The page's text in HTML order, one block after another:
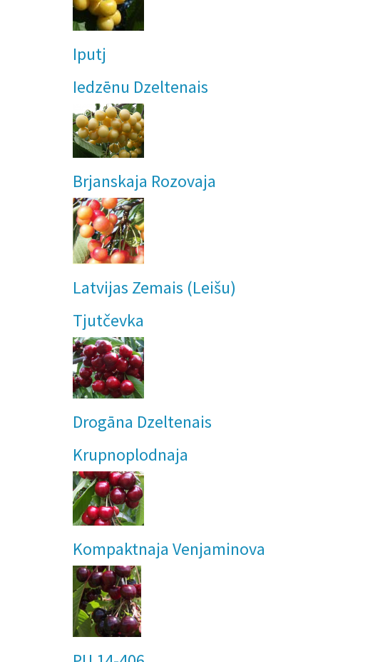
Iputj
Iedzēnu Dzeltenais
Brjanskaja Rozovaja
Latvijas Zemais (Leišu)
Tjutčevka
Drogāna Dzeltenais
Krupnoplodnaja
Kompaktnaja Venjaminova